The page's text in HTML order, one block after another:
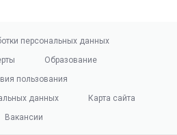
персональных данных
Образование
пользования
данных
Карта сайта
Вакансии